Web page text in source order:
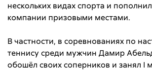
нескольких видах спорта и
компании призовыми местами.
В частности, в соревнованиях по
теннису среди мужчин Дамир
обошёл своих соперников и занял I